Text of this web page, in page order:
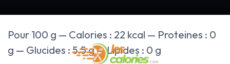
Pour 100 g — Calories : 22 kcal — Proteines : 0
g — Glucides : 5.5 g — Lipides : 0 g